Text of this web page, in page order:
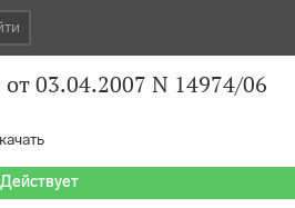
03.04.2007 N 14974/06